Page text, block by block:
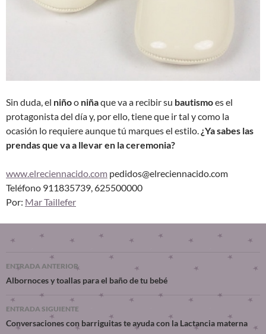
Sin duda, el niñoo niñaque va a recibir su bautismoes el
protagonista del día y, por ello, tiene que ir tal y como la
ocasión lo requiere aunque tú marques el estilo. ¿Ya sabes las
prendas que va a llevar en la ceremonia?
www.elreciennacido.com pedidos@elreciennacido.com
Teléfono 911835739, 625500000
Por: Mar Taillefer
ENTRADA ANTERIOR
Albornoces y toallas para el baño de tu bebé
ENTRADA SIGUIENTE
Conversaciones con barriguitas te ayuda con la Lactancia materna